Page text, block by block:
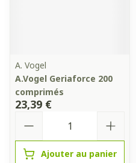
A. Vogel
A.Vogel Geriaforce 200
comprimés
23,39 €
Ajouter au panier